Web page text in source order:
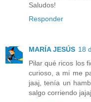
Saludos!
Responder
MARÍA JESÚS 18
Pilar qué ricos los
curioso, a mi me
jaaj, tenía un
salgo corriendo